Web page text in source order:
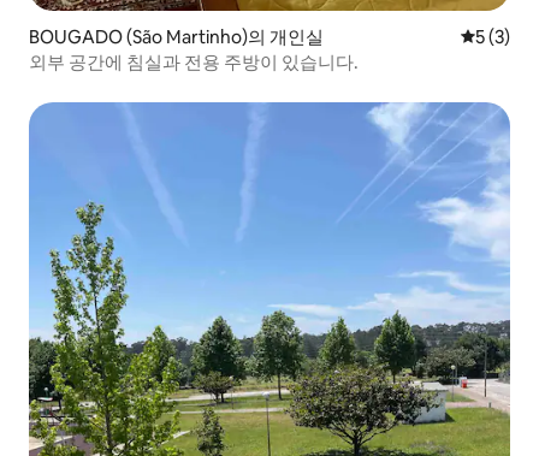
BOUGADO (São Martinho)의 개인실 평점 5점
5 (3)
외부 공간에 침실과 전용 주방이 있습니다.